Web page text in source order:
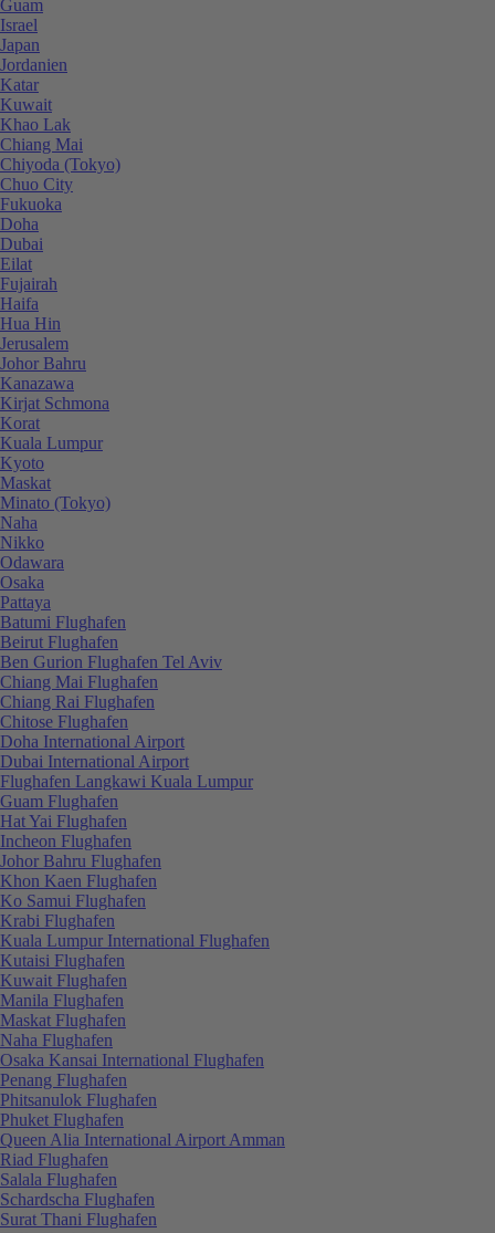
Guam
Israel
Japan
Jordanien
Katar
Kuwait
Khao Lak
Chiang Mai
Chiyoda (Tokyo)
Chuo City
Fukuoka
Doha
Dubai
Eilat
Fujairah
Haifa
Hua Hin
Jerusalem
Johor Bahru
Kanazawa
Kirjat Schmona
Korat
Kuala Lumpur
Kyoto
Maskat
Minato (Tokyo)
Naha
Nikko
Odawara
Osaka
Pattaya
Batumi Flughafen
Beirut Flughafen
Ben Gurion Flughafen Tel Aviv
Chiang Mai Flughafen
Chiang Rai Flughafen
Chitose Flughafen
Doha International Airport
Dubai International Airport
Flughafen Langkawi Kuala Lumpur
Guam Flughafen
Hat Yai Flughafen
Incheon Flughafen
Johor Bahru Flughafen
Khon Kaen Flughafen
Ko Samui Flughafen
Krabi Flughafen
Kuala Lumpur International Flughafen
Kutaisi Flughafen
Kuwait Flughafen
Manila Flughafen
Maskat Flughafen
Naha Flughafen
Osaka Kansai International Flughafen
Penang Flughafen
Phitsanulok Flughafen
Phuket Flughafen
Queen Alia International Airport Amman
Riad Flughafen
Salala Flughafen
Schardscha Flughafen
Surat Thani Flughafen